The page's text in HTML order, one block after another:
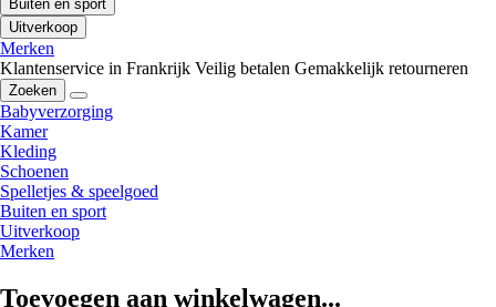
Buiten en sport
Uitverkoop
Merken
Klantenservice in Frankrijk Veilig betalen Gemakkelijk retourneren
Zoeken
Babyverzorging
Kamer
Kleding
Schoenen
Spelletjes & speelgoed
Buiten en sport
Uitverkoop
Merken
Toevoegen aan winkelwagen...